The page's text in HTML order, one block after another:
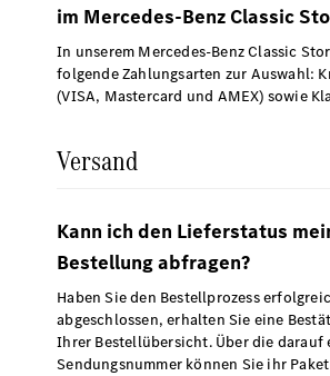
im Mercedes-Benz Classic
In unserem Mercedes-Benz Classic
folgende Zahlungsarten zur Auswahl:
(VISA, Mastercard und AMEX) sowie
Versand
Kann ich den Lieferstatus
Bestellung abfragen?
Haben Sie den Bestellprozess
abgeschlossen, erhalten Sie eine
Ihrer Bestellübersicht. Über die darauf
Sendungsnummer können Sie ihr